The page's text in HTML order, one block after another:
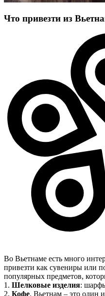
Что привезти из
Во Вьетнаме есть много
привезти как сувениры или
популярных предметов,
1. Шелковые изделия:
2. Кофе. Вьетнам – это один